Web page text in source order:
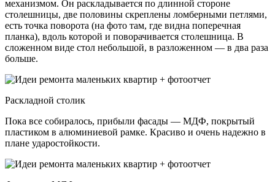
механизмом. Он раскладывается по длинной стороне
столешницы, две половины скреплены ломберными петлями,
есть точка поворота (на фото там, где видна поперечная
планка), вдоль которой и поворачивается столешница. В
сложенном виде стол небольшой, в разложенном — в два раза
больше.
Раскладной столик
Пока все собиралось, прибыли фасады — МДФ, покрытый
пластиком в алюминиевой рамке. Красиво и очень надежно в
плане ударостойкости.